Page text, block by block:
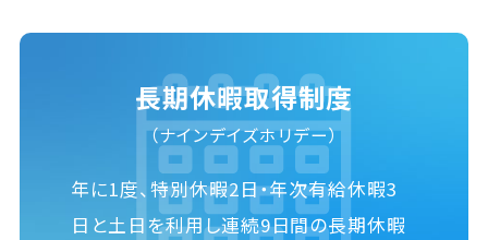
長期休暇取得制度
（ナインデイズホリデー）
年に1度、特別休暇2日・年次有給休暇3
日と土日を利用し連続9日間の長期休暇